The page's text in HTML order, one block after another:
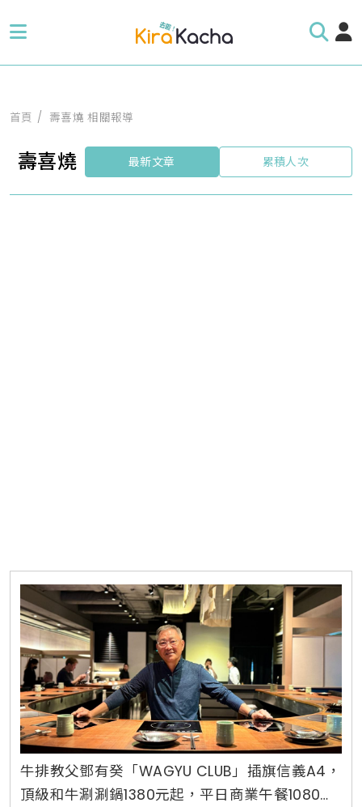
首頁 壽喜燒 相關報導
壽喜燒 最新文章 累積人次
牛排教父鄧有癸「WAGYU CLUB」插旗信義A4，
頂級和牛涮涮鍋1380元起，平日商業午餐1080元